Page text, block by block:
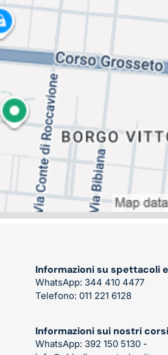
Informazioni su spettacoli
WhatsApp: 344 410 4477
Telefono: 011 221 6128
Informazioni sui nostri corsi
WhatsApp: 392 150 5130 -